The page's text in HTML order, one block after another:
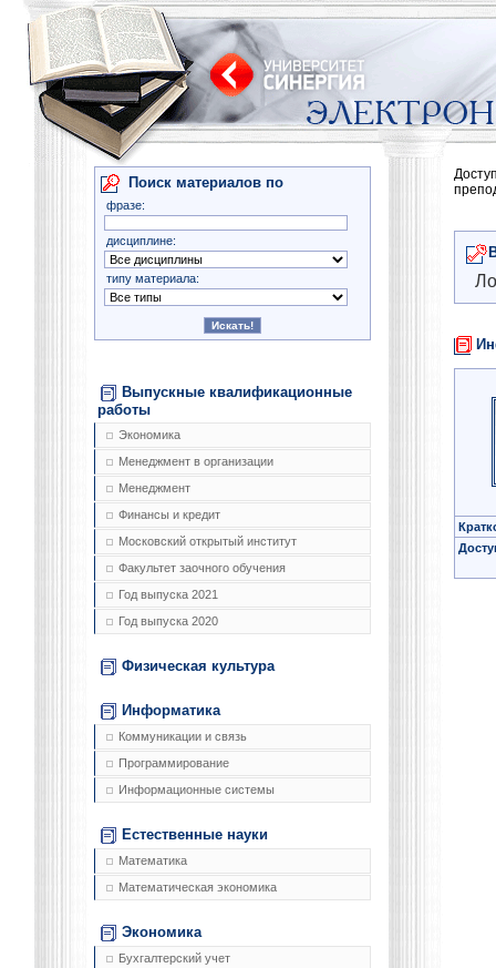
Поиск материалов по
фразе:
дисциплине:
типу материала:
Выпускные квалификационные
работы
Экономика
Менеджмент в организации
Менеджмент
Финансы и кредит
Московский открытый институт
Факультет заочного обучения
Год выпуска 2021
Год выпуска 2020
Физическая культура
Информатика
Коммуникации и связь
Программирование
Информационные системы
Естественные науки
Математика
Математическая экономика
Экономика
Бухгалтерский учет